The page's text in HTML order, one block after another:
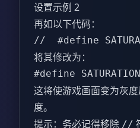
设置示例 2
再如以下代码：
//  #define
将其修改为：
#define
这将使游戏画面变为灰
度。
提示：务必记得移除 //